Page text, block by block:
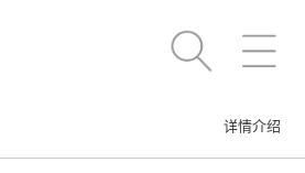
详情介绍